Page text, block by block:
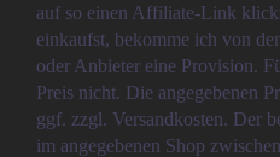
auf so einen Affiliate-Link
einkaufst, bekomme ich von
oder Anbieter eine Provision.
Preis nicht. Die angegebenen
ggf. zzgl. Versandkosten. Der
im angegebenen Shop